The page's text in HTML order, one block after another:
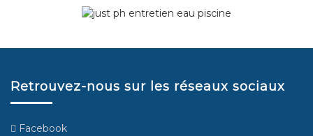
Retrouvez-nous sur les réseaux sociaux
Facebook